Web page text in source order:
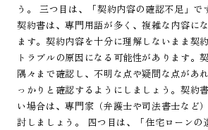
う。 三つ目は、「契約内容の確認不足」で
契約書は、専門用語が多く、複雑な内容に
ます。契約内容を十分に理解しないまま契
トラブルの原因になる可能性があります。
隅々まで確認し、不明な点や疑問な点があ
っかりと確認するようにしましょう。契約
い場合は、専門家（弁護士や司法書士など
討しましょう。 四つ目は、「住宅ローンの